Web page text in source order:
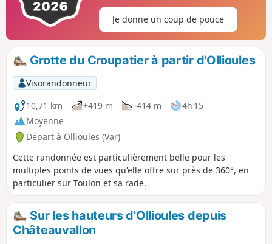
Je donne un coup de pouce
Grotte du Croupatier à partir d'Ollioules
Visorandonneur
10,71 km
+419 m -414 m
4h 15
Moyenne
Départ à Ollioules (Var)
Cette randonnée est particulièrement belle pour les
multiples points de vues qu'elle offre sur près de 360°, en
particulier sur Toulon et sa rade.
Sur les hauteurs d'Ollioules depuis
Châteauvallon